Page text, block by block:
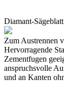
Diamant-
Zum Austrennen
Hervorragende
Zementfugen
anspruchsvolle
und an Kanten